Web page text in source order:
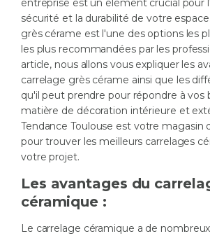
entreprise est un élément crucial pour
sécurité et la durabilité de votre
grès cérame est l'une des options les
les plus recommandées par les
article, nous allons vous expliquer les
carrelage grès cérame ainsi que les
qu'il peut prendre pour répondre à vos
matière de décoration intérieure et
Tendance Toulouse est votre magasin
pour trouver les meilleurs carrelages
votre projet.
Les avantages du
céramique :
Le carrelage céramique a de